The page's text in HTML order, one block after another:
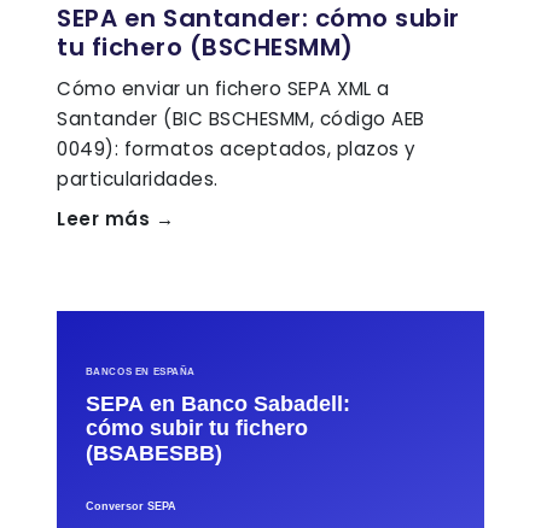
SEPA en Santander: cómo subir
tu fichero (BSCHESMM)
Cómo enviar un fichero SEPA XML a
Santander (BIC BSCHESMM, código AEB
0049): formatos aceptados, plazos y
particularidades.
Leer más →